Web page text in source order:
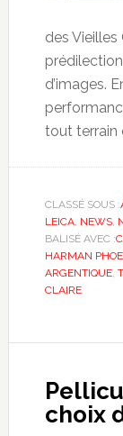
des
d’images.
tout terrain
CLASSÉ SOUS :
LEICA, NEWS,
BALISÉ AVEC :
HARMAN
ARGENTIQUE,
CLAIRE
choix